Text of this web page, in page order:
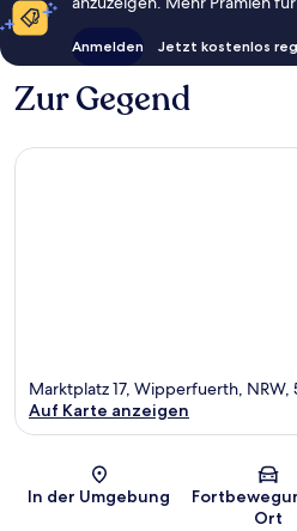
Anmelden Jetzt kostenlos
Zur Gegend
Karte
Marktplatz 17, Wipperfuerth, NRW,
Auf Karte anzeigen
In der Umgebung
Ort